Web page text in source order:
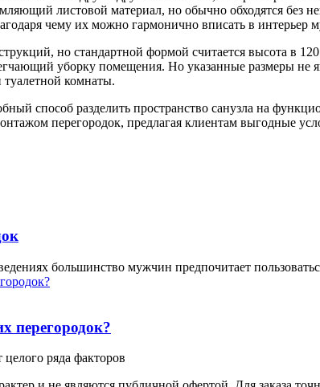
листовой материал, но обычно обходятся
чему их можно гармонично вписать в интерьер
но стандартной формой считается высота в
уборку помещения. Но указанные размеры
комнаты.
способ разделить пространство санузла на
перегородок, предлагая клиентам выгодные
большинство мужчин предпочитает
перегородок?
ряда факторов